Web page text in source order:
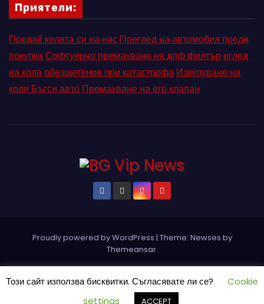
Приятели:
Продай колата си на нас Преглед на автомобил преди
покупкаСофтуерно премахване на дпф филтъроглед
на колаобезщетение при катастрофа Изкупуване на
коли Бъгси авто Премахване на егр клапан
Proudly powered by WordPress | Theme: Newses by
Themeansar.
Социални мрежи СЪБИТИЯ
Този сайт използва бисквитки. Съгласявате ли се?
Cookie
settings
ACCEPT